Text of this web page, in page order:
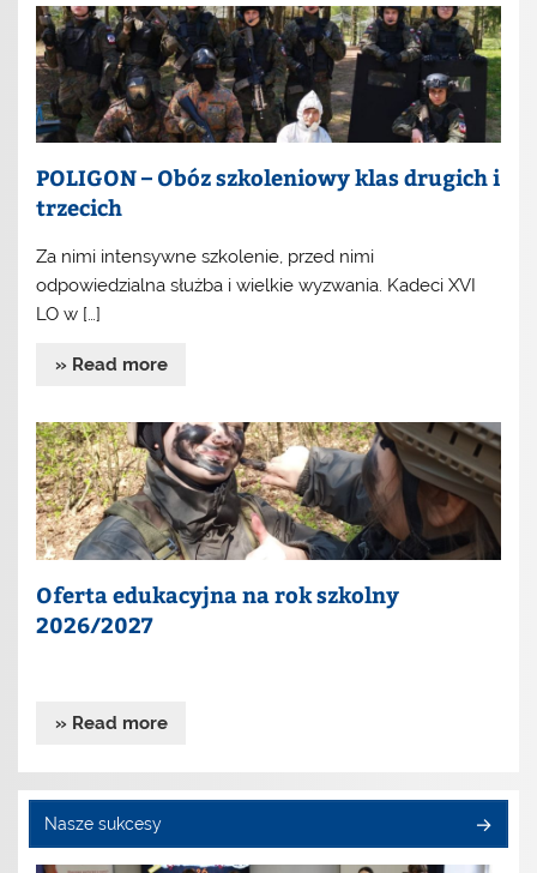
POLIGON – Obóz szkoleniowy klas drugich i
trzecich
Za nimi intensywne szkolenie, przed nimi
odpowiedzialna służba i wielkie wyzwania. Kadeci XVI
LO w […]
» Read more
Oferta edukacyjna na rok szkolny
2026/2027
» Read more
Nasze sukcesy